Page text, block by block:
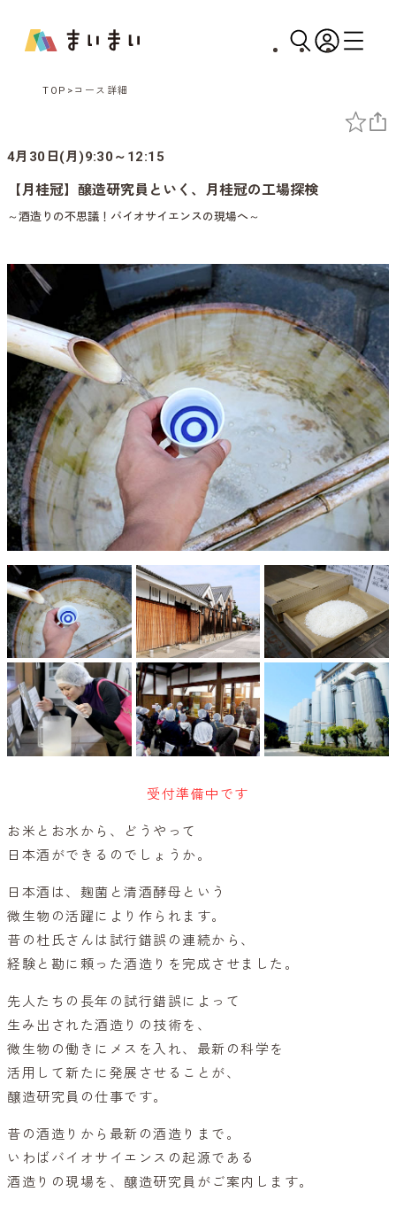
TOP コース詳細
4月30日(月)9:30～12:15
【月桂冠】醸造研究員といく、月桂冠の工場探検
～酒造りの不思議！バイオサイエンスの現場へ～
受付準備中です
お米とお水から、どうやって
日本酒ができるのでしょうか。
日本酒は、麹菌と清酒酵母という
微生物の活躍により作られます。
昔の杜氏さんは試行錯誤の連続から、
経験と勘に頼った酒造りを完成させました。
先人たちの長年の試行錯誤によって
生み出された酒造りの技術を、
微生物の働きにメスを入れ、最新の科学を
活用して新たに発展させることが、
醸造研究員の仕事です。
昔の酒造りから最新の酒造りまで。
いわばバイオサイエンスの起源である
酒造りの現場を、醸造研究員がご案内します。